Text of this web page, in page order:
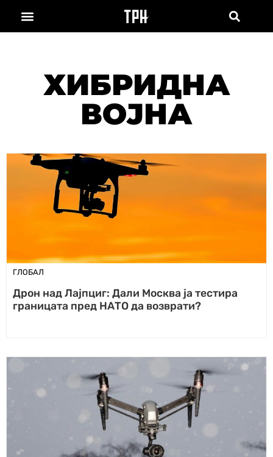
ХИБРИДНА
ВОЈНА
ГЛОБАЛ
Дрон над Лајпциг: Дали Москва ја тестира
границата пред НАТО да возврати?